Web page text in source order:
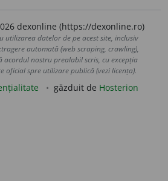
dexonline (https://dexonline.ro)
utilizarea datelor de pe acest site, inclusiv
automată (web scraping, crawling),
acordul nostru prealabil scris, cu excepția
oficial spre utilizare publică (vezi licența).
găzduit de Hosterion